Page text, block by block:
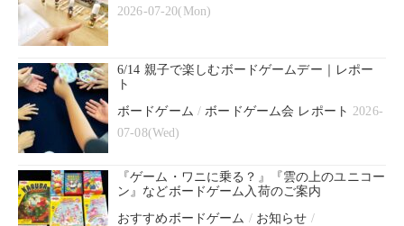
2026-07-20(Mon)
6/14 親子で楽しむボードゲームデー｜レポー
ト
ボードゲーム / ボードゲーム会 レポート 2026-
07-08(Wed)
『ゲーム・ワニに乗る？』『雲の上のユニコー
ン』などボードゲーム入荷のご案内
おすすめボードゲーム / お知らせ /